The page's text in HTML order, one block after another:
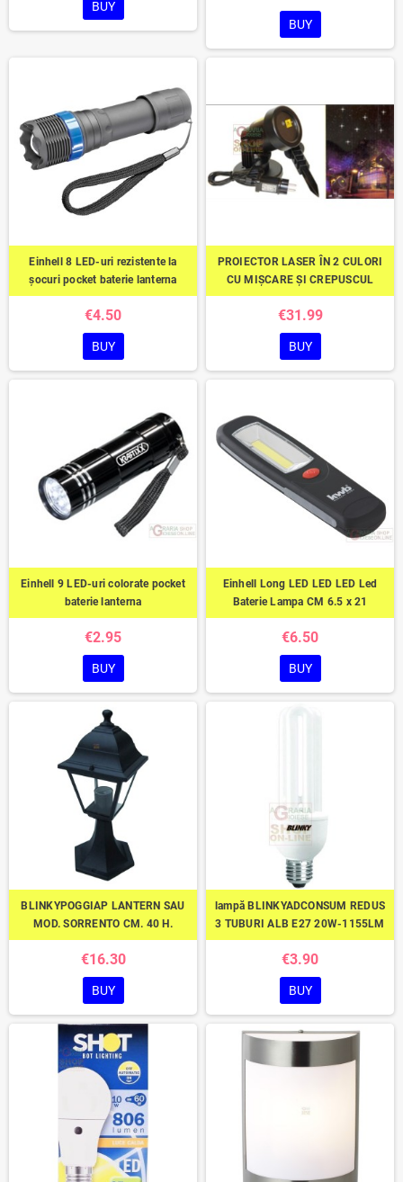
BUY
BUY
Einhell 8 LED-uri rezistente la
șocuri pocket baterie lanterna
€4.50
BUY
PROIECTOR LASER ÎN 2 CULORI
CU MIȘCARE ȘI CREPUSCUL
€31.99
BUY
Einhell 9 LED-uri colorate pocket
baterie lanterna
€2.95
BUY
Einhell Long LED LED LED Led
Baterie Lampa CM 6.5 x 21
€6.50
BUY
BLINKYPOGGIAP LANTERN SAU
MOD. SORRENTO CM. 40 H.
€16.30
BUY
lampă BLINKYADCONSUM REDUS
3 TUBURI ALB E27 20W-1155LM
€3.90
BUY